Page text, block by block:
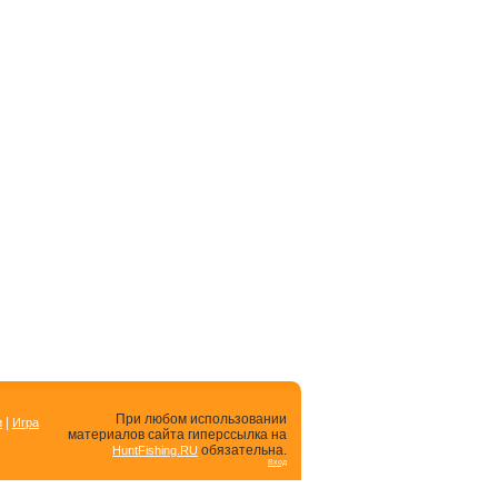
Игра
При любом использовании
материалов сайта гиперссылка на
HuntFishing.RU обязательна.
Вход